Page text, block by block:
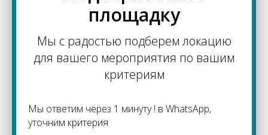
площадку
Мы с радостью подберем локацию
для вашего мероприятия по вашим
критериям
Мы ответим через 1 минуту ! в WhatsApp,
уточним критерия